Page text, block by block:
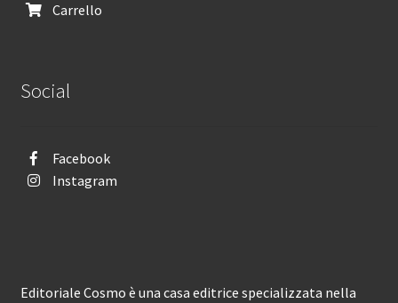
Carrello
Social
Facebook
Instagram
Editoriale Cosmo è una casa editrice specializzata nella